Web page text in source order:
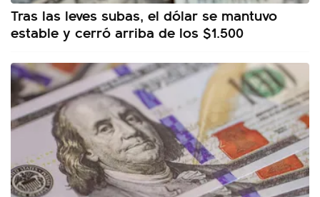
Tras las leves subas, el dólar se mantuvo
estable y cerró arriba de los $1.500